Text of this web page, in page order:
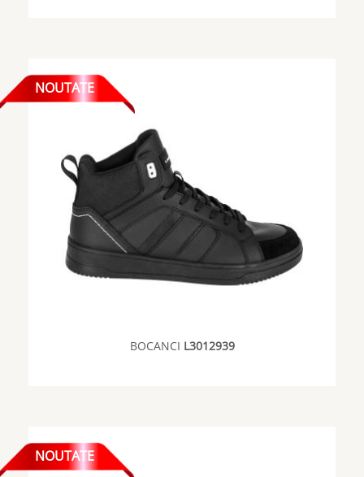
NOUTATE
BOCANCI L3012939
NOUTATE